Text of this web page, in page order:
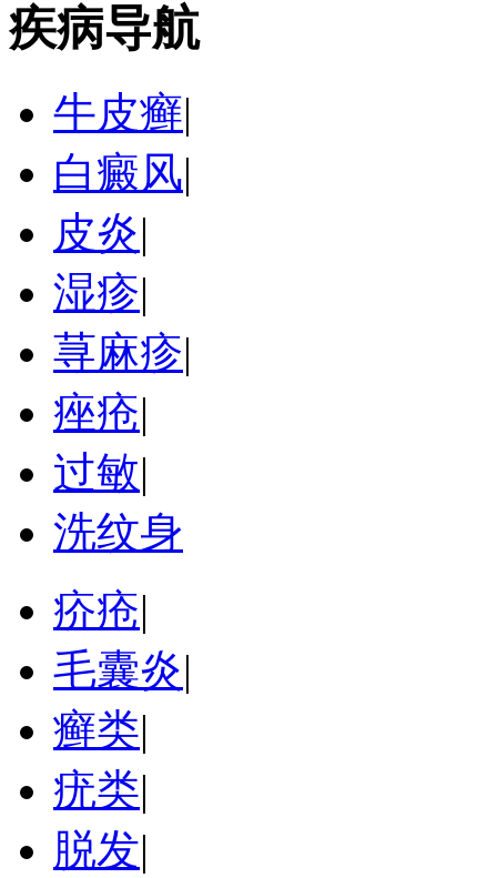
疾病导航
牛皮癣|
白癜风|
皮炎|
湿疹|
荨麻疹|
痤疮|
过敏|
洗纹身
疥疮|
毛囊炎|
癣类|
疣类|
脱发|